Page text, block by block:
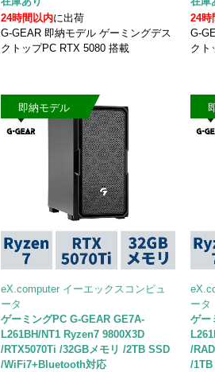
24時間以内に出荷
G-GEAR 即納モデル ゲーミングデス
クトップPC RTX 5080 搭載
24時
G-
クト
即納モデル
eX.computer イーエックスコンピュ
ータ
ゲーミングPC G-GEAR GE7A-
L261BH/NT1 Ryzen7 9800X3D
/RTX5070Ti /32GBメモリ /2TB SSD
/WiFi7+Bluetooth対応
ータ
ゲー
/
/